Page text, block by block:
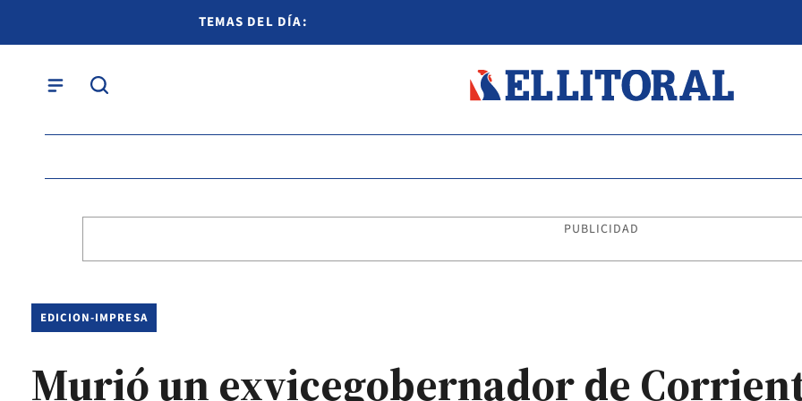
TEMAS DEL DÍA:
PUBLICIDAD
EDICION-IMPRESA
Murió un exvicegobernador de